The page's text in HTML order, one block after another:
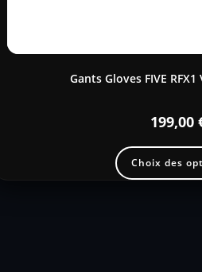
Gants Gloves FIVE
199,00
Choix des